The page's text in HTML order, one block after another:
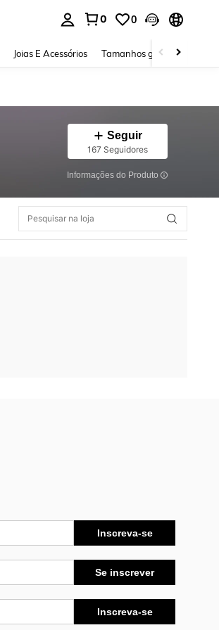
0 0
Joias E Acessórios Tamanhos grandes
Seguir
167 Seguidores
Informações do Produto
Inscreva-se
Se inscrever
Inscreva-se